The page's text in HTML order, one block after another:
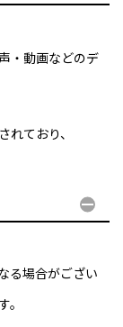
・動画などのデ
れており、
る場合がござい
。